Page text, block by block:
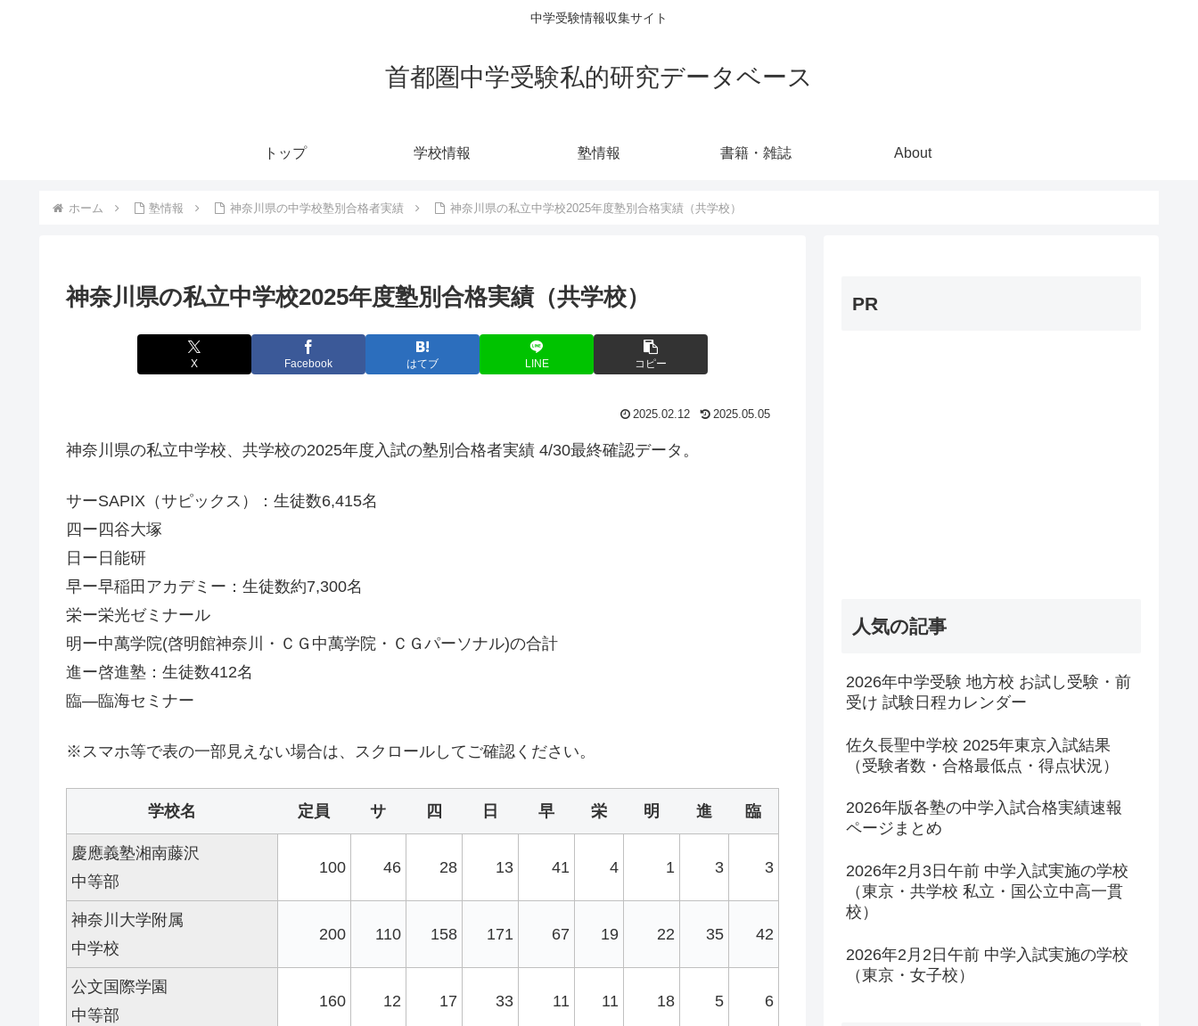
中学受験情報収集サイト
首都圏中学受験私的研究データベース
トップ 学校情報 塾情報 書籍・雑誌 About
ホーム 塾情報 神奈川県の中学校塾別合格者実績 神奈川県の私立中学校2025年度塾別合格実績（共学校）
神奈川県の私立中学校2025年度塾別合格実績（共学校）
X Facebook はてブ LINE コピー
2025.02.12 2025.05.05
神奈川県の私立中学校、共学校の2025年度入試の塾別合格者実績 4/30最終確認データ。
サーSAPIX（サピックス）：生徒数6,415名
四ー四谷大塚
日ー日能研
早ー早稲田アカデミー：生徒数約7,300名
栄ー栄光ゼミナール
明ー中萬学院(啓明館神奈川・ＣＧ中萬学院・ＣＧパーソナル)の合計
進ー啓進塾：生徒数412名
臨—臨海セミナー
※スマホ等で表の一部見えない場合は、スクロールしてご確認ください。
学校名 定員 サ 四 日 早 栄 明 進 臨
慶應義塾湘南藤沢
中等部
100 46 28 13 41 4 1 3 3
神奈川大学附属
中学校
200 110 158 171 67 19 22 35 42
公文国際学園
中等部
160 12 17 33 11 11 18 5 6
PR
人気の記事
2026年中学受験 地方校 お試し受験・前
受け 試験日程カレンダー
佐久長聖中学校 2025年東京入試結果
（受験者数・合格最低点・得点状況）
2026年版各塾の中学入試合格実績速報
ページまとめ
2026年2月3日午前 中学入試実施の学校
（東京・共学校 私立・国公立中高一貫
校）
2026年2月2日午前 中学入試実施の学校
（東京・女子校）